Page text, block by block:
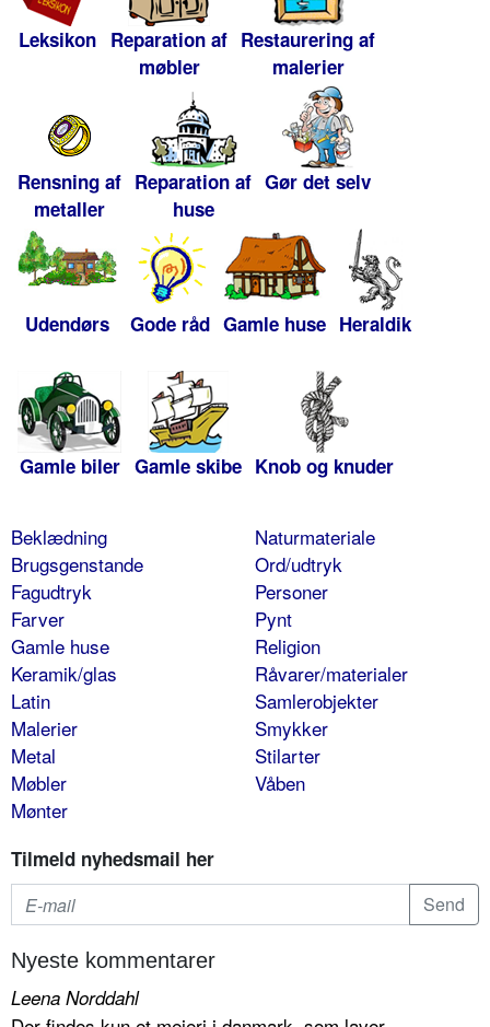
Leksikon Reparation af
møbler
Restaurering af
malerier
Rensning af
metaller
Reparation af
huse
Gør det selv
Udendørs Gode råd Gamle huse Heraldik
Gamle biler Gamle skibe Knob og knuder
Beklædning
Brugsgenstande
Fagudtryk
Farver
Gamle huse
Keramik/glas
Latin
Malerier
Metal
Møbler
Mønter
Naturmateriale
Ord/udtryk
Personer
Pynt
Religion
Råvarer/materialer
Samlerobjekter
Smykker
Stilarter
Våben
Tilmeld nyhedsmail her
Nyeste kommentarer
Leena Norddahl